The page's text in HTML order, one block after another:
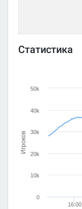
Статистика
Игроков
16:00
0
10k
20k
30k
40k
50k